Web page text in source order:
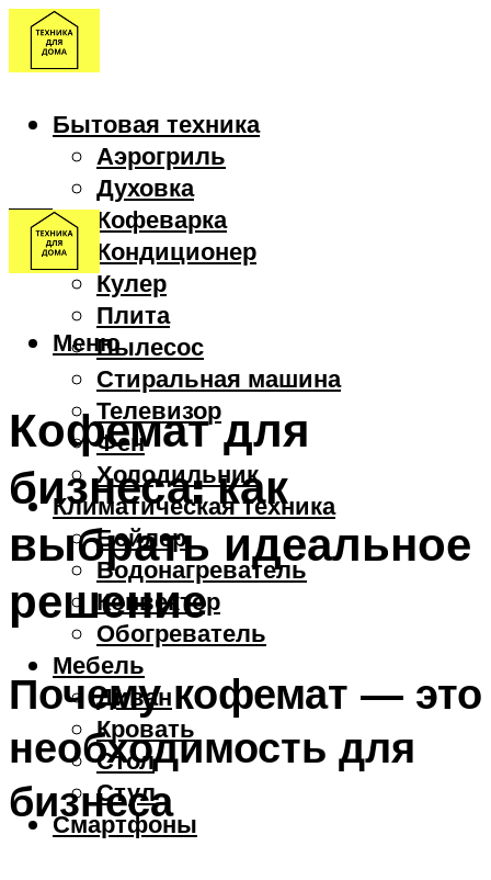
Бытовая техника
Аэрогриль
Духовка
Кофеварка
Кондиционер
Кулер
Плита
Пылесос
Стиральная машина
Телевизор
Фен
Холодильник
Климатическая техника
Бойлер
Водонагреватель
Конвектор
Обогреватель
Мебель
Диван
Кровать
Стол
Стул
Смартфоны
Меню
Кофемат для
бизнеса: как
выбрать идеальное
решение
Почему кофемат — это
необходимость для
бизнеса